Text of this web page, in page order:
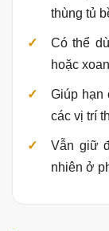
thùng tủ
Có thể
hoặc
Giúp hạn
các vị trí
Vẫn giữ
nhiên ở